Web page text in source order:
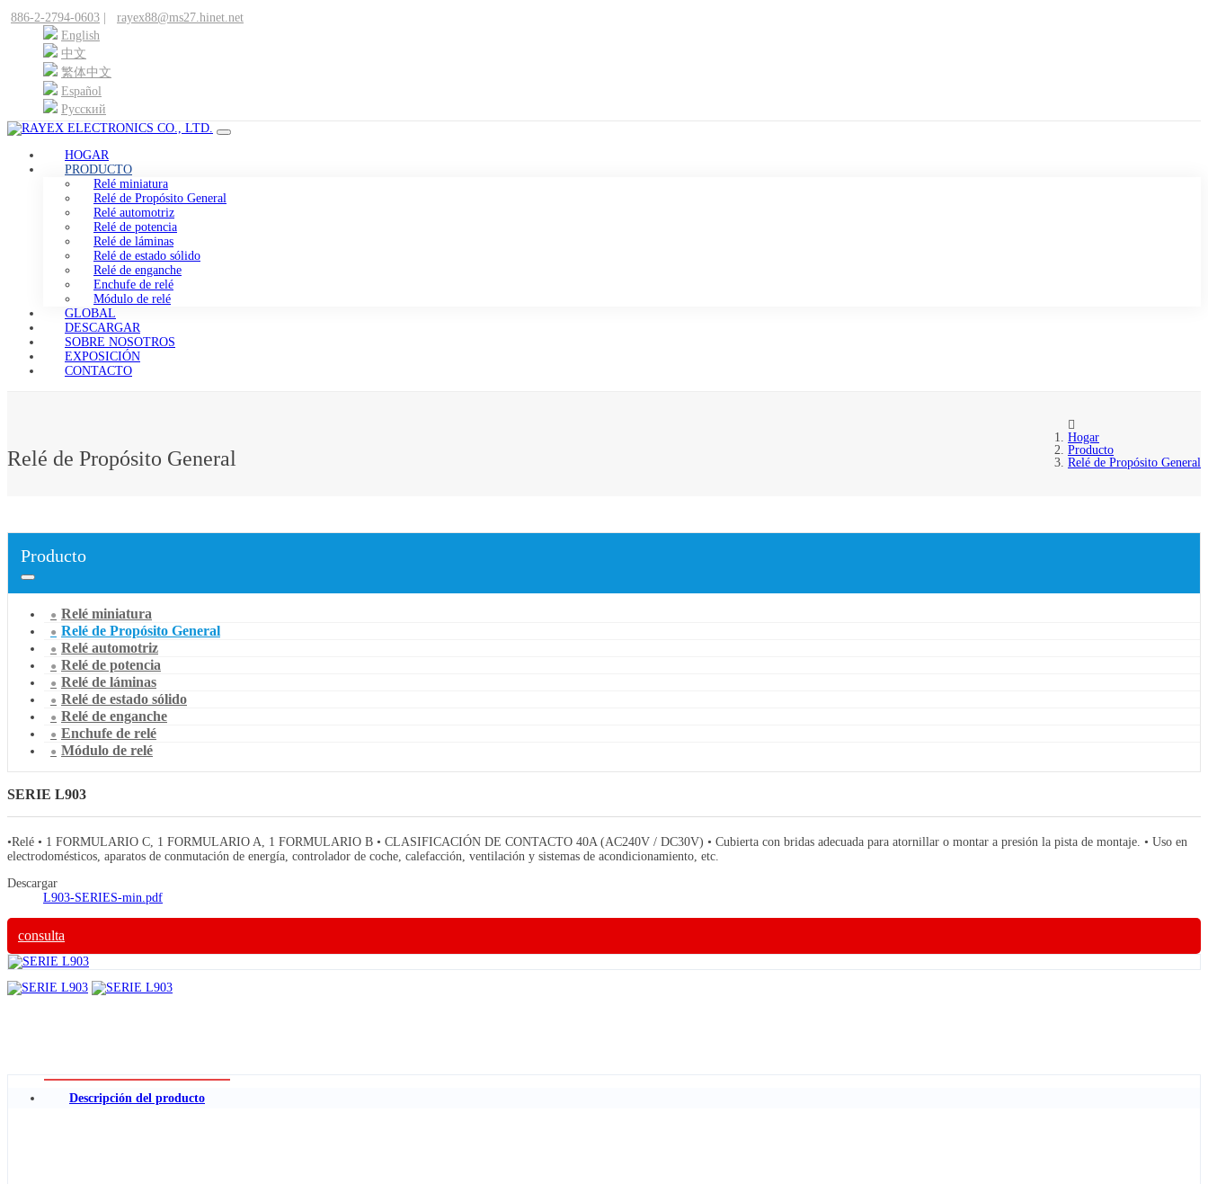
886-2-2794-0603
rayex88@ms27.hinet.net
English
中文
繁体中文
Español
Pусский
HOGAR
PRODUCTO
Relé miniatura
Relé de Propósito General
Relé automotriz
Relé de potencia
Relé de láminas
Relé de estado sólido
Relé de enganche
Enchufe de relé
Módulo de relé
GLOBAL
DESCARGAR
SOBRE NOSOTROS
EXPOSICIÓN
CONTACTO
Relé de Propósito General
Hogar
Producto
Relé de Propósito General
Producto
Relé miniatura
Relé de Propósito General
Relé automotriz
Relé de potencia
Relé de láminas
Relé de estado sólido
Relé de enganche
Enchufe de relé
Módulo de relé
SERIE L903
•Relé • 1 FORMULARIO C, 1 FORMULARIO A, 1 FORMULARIO B • CLASIFICACIÓN DE CONTACTO 40A (AC240V / DC30V) • Cubierta con bridas adecuada para atornillar o montar a presión la pista de montaje. • Uso en
electrodomésticos, aparatos de conmutación de energía, controlador de coche, calefacción, ventilación y sistemas de acondicionamiento, etc.
Descargar
L903-SERIES-min.pdf
consulta
Descripción del producto